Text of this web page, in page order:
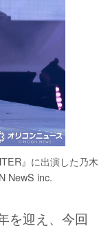
』に出演した乃木
NewS inc.
を迎え、今回